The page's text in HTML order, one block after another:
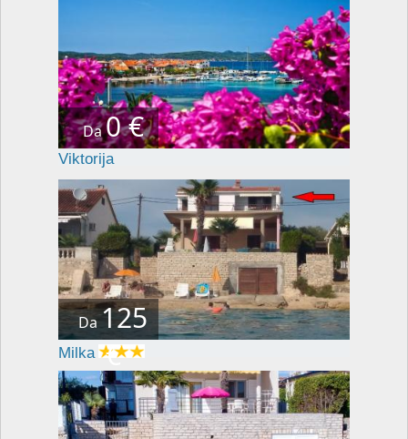
Da0 €
Viktorija
Da 125
€
Milka